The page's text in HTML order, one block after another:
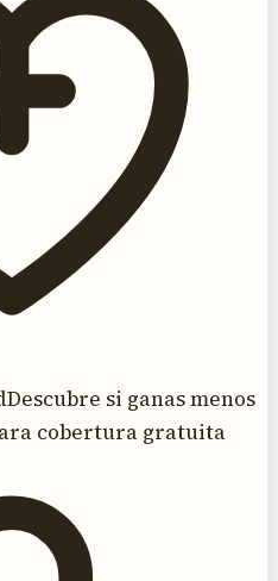
Descubre si ganas menos
cobertura gratuita